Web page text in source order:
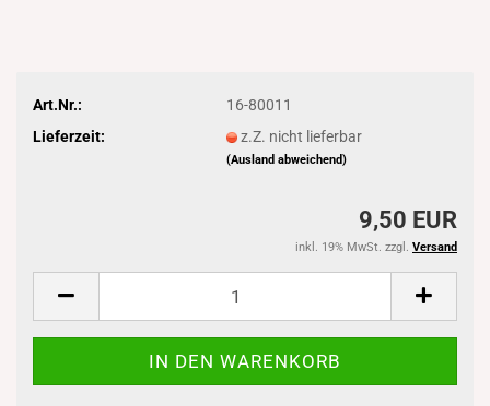
Art.Nr.:
16-80011
Lieferzeit:
z.Z. nicht lieferbar
(Ausland abweichend)
9,50 EUR
inkl. 19% MwSt. zzgl. Versand